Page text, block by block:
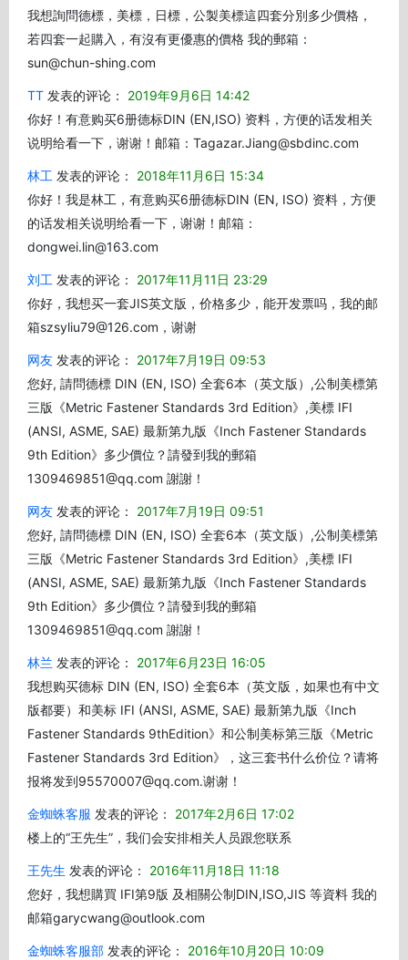
我想詢問德標，美標，日標，公製美標這四套分別多少價格，
若四套一起購入，有沒有更優惠的價格 我的郵箱：
sun@chun-shing.com
TT 发表的评论： 2019年9月6日 14:42
你好！有意购买6册德标DIN (EN,ISO) 资料，方便的话发相关
说明给看一下，谢谢！邮箱：Tagazar.Jiang@sbdinc.com
林工 发表的评论： 2018年11月6日 15:34
你好！我是林工，有意购买6册德标DIN (EN, ISO) 资料，方便
的话发相关说明给看一下，谢谢！邮箱：
dongwei.lin@163.com
刘工 发表的评论： 2017年11月11日 23:29
你好，我想买一套JIS英文版，价格多少，能开发票吗，我的邮
箱szsyliu79@126.com，谢谢
网友 发表的评论： 2017年7月19日 09:53
您好, 請問德標 DIN (EN, ISO) 全套6本（英文版）,公制美標第
三版《Metric Fastener Standards 3rd Edition》,美標 IFI
(ANSI, ASME, SAE) 最新第九版《Inch Fastener Standards
9th Edition》多少價位？請發到我的郵箱
1309469851@qq.com 謝謝！
网友 发表的评论： 2017年7月19日 09:51
您好, 請問德標 DIN (EN, ISO) 全套6本（英文版）,公制美標第
三版《Metric Fastener Standards 3rd Edition》,美標 IFI
(ANSI, ASME, SAE) 最新第九版《Inch Fastener Standards
9th Edition》多少價位？請發到我的郵箱
1309469851@qq.com 謝謝！
林兰 发表的评论： 2017年6月23日 16:05
我想购买德标 DIN (EN, ISO) 全套6本（英文版，如果也有中文
版都要）和美标 IFI (ANSI, ASME, SAE) 最新第九版《Inch
Fastener Standards 9thEdition》和公制美标第三版《Metric
Fastener Standards 3rd Edition》，这三套书什么价位？请将
报将发到95570007@qq.com.谢谢！
金蜘蛛客服 发表的评论： 2017年2月6日 17:02
楼上的“王先生”，我们会安排相关人员跟您联系
王先生 发表的评论： 2016年11月18日 11:18
您好，我想購買 IFI第9版 及相關公制DIN,ISO,JIS 等資料 我的
邮箱garycwang@outlook.com
金蜘蛛客服部 发表的评论： 2016年10月20日 10:09